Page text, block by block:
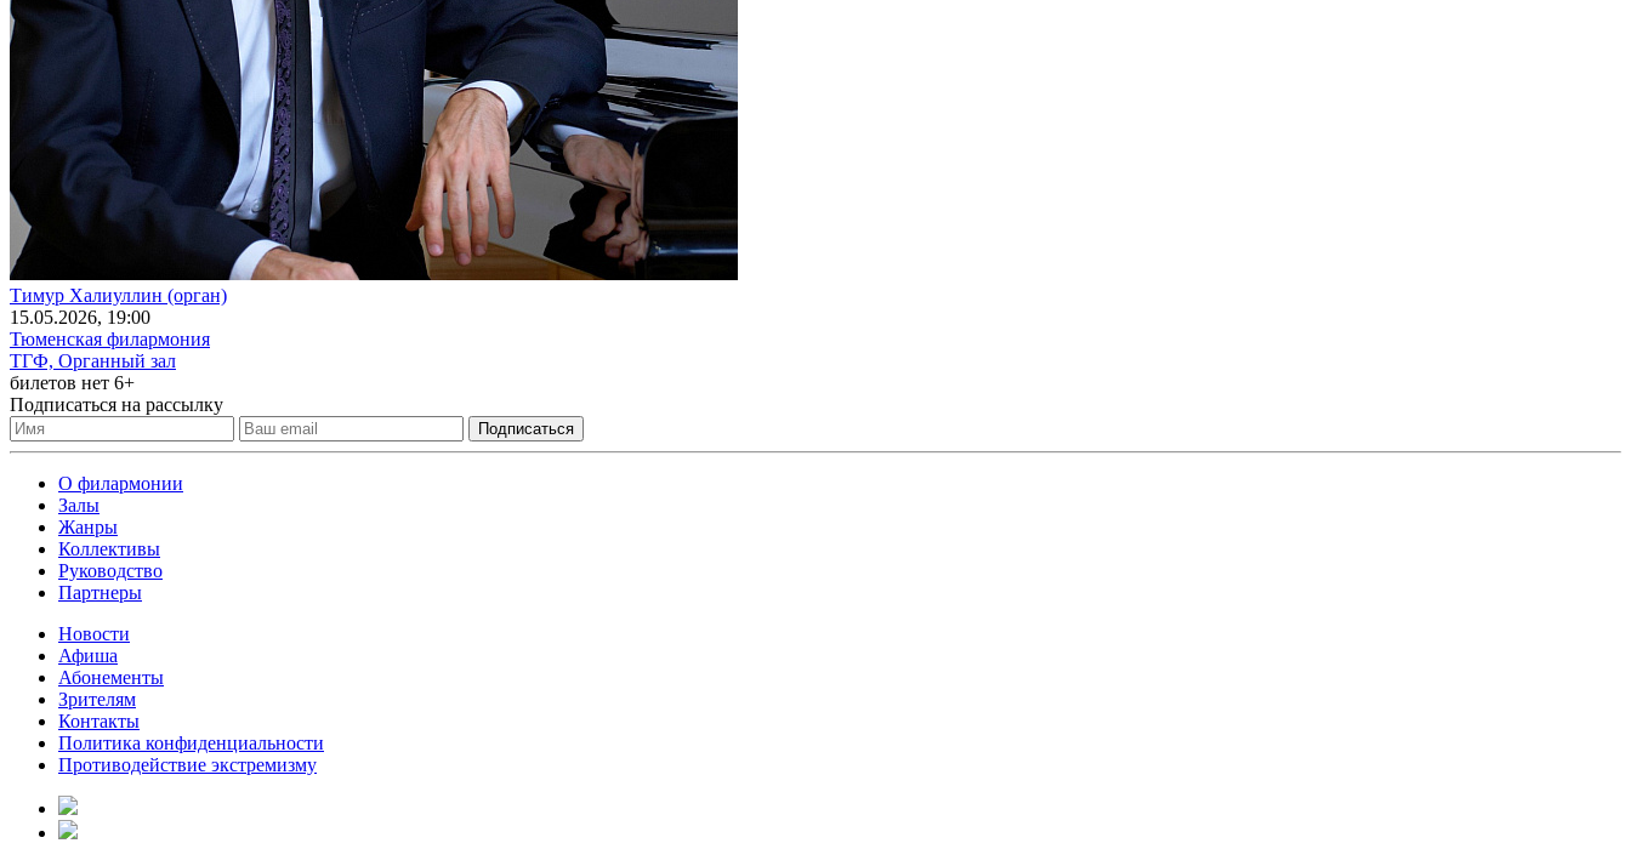
Тимур Халиуллин (орган)
15.05.2026, 19:00
Тюменская филармония
ТГФ, Органный зал
билетов нет 6+
Подписаться на рассылку
О филармонии
Залы
Жанры
Коллективы
Руководство
Партнеры
Новости
Афиша
Абонементы
Зрителям
Контакты
Политика конфиденциальности
Противодействие экстремизму